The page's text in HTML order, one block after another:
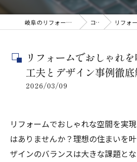
岐阜のリフォームなら建築匠房椿山 コラム リフォームでお
リフォームでおしゃれ
工夫とデザイン事例徹
2026/03/09
リフォームでおしゃれな空間を実
はありませんか？理想の住まいを
ザインのバランスは大きな課題と